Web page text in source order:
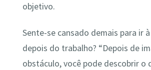
objetivo.
Sente-se cansado demais para ir
depois do trabalho? “Depois de
obstáculo, você pode descobrir o